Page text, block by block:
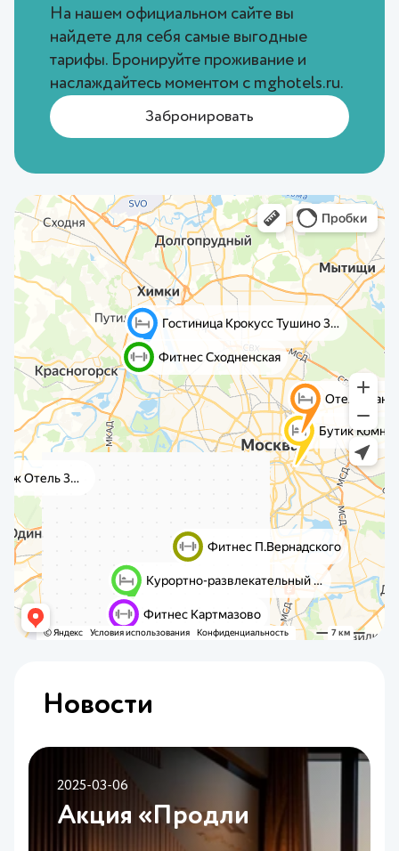
На нашем официальном сайте вы
найдете для себя самые выгодные
тарифы. Бронируйте проживание и
наслаждайтесь моментом с mghotels.ru.
Забронировать
Новости
2025-03-06
Акция «Продли